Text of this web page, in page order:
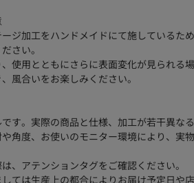
ジ加工をハンドメイドにて施しているた
さい。
使用とともにさらに表面変化が見られる
風合いをお楽しみください。
す。実際の商品と仕様、加工が若干異なる
角度、お使いのモニター環境により、実
、アテンションタグをご確認ください。
ては生産上の都合によりお届け予定日や